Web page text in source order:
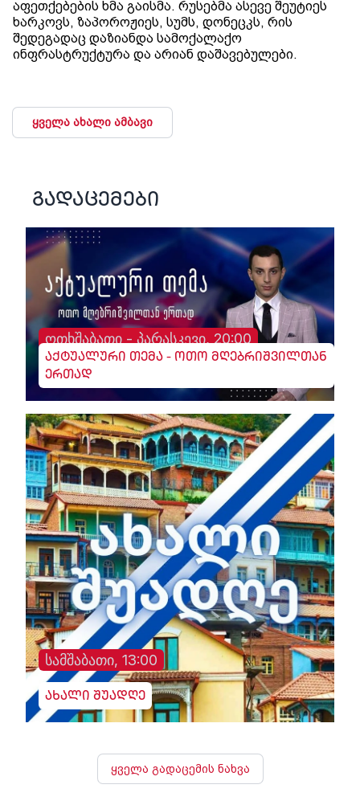
აფეთქებების ხმა გაისმა. რუსებმა ასევე შეუტიეს
ხარკოვს, ზაპოროჟიეს, სუმს, დონეცკს, რის
შედეგადაც დაზიანდა სამოქალაქო
ინფრასტრუქტურა და არიან დაშავებულები.
ყველა ახალი ამბავი
გადაცემები
ოთხშაბათი - პარასკევი, 20:00
აქტუალური თემა - ოთო მღებრიშვილთან
ერთად
სამშაბათი, 13:00
ახალი შუადღე
ყველა გადაცემის ნახვა